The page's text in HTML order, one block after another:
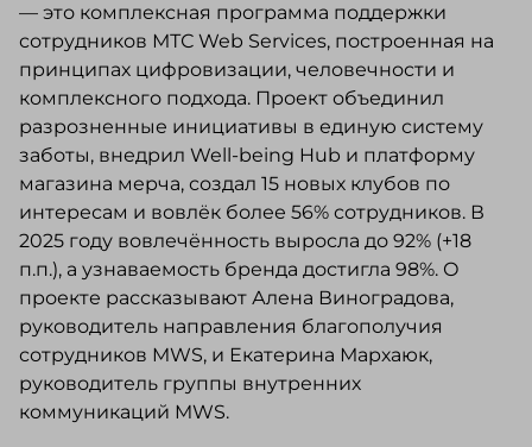
— это комплексная программа поддержки
сотрудников МТС Web Services, построенная на
принципах цифровизации, человечности и
комплексного подхода. Проект объединил
разрозненные инициативы в единую систему
заботы, внедрил Well-being Hub и платформу
магазина мерча, создал 15 новых клубов по
интересам и вовлёк более 56% сотрудников. В
2025 году вовлечённость выросла до 92% (+18
п.п.), а узнаваемость бренда достигла 98%. О
проекте рассказывают Алена Виноградова,
руководитель направления благополучия
сотрудников MWS, и Екатерина Мархаюк,
руководитель группы внутренних
коммуникаций MWS.